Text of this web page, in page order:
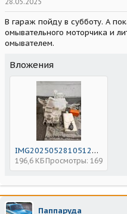
В гараж пойду в субботу. А
омывательного моторчика и
омывателем.
Вложения
IMG20250528105129.jpg
196,6 КБ Просмотры: 169
Паппаруда